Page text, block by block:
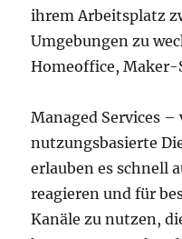
ihrem Arbeitsplatz
Umgebungen zu
Homeoffice, Maker-
Managed Services –
nutzungsbasierte
erlauben es schnell
reagieren und für
Kanäle zu nutzen,